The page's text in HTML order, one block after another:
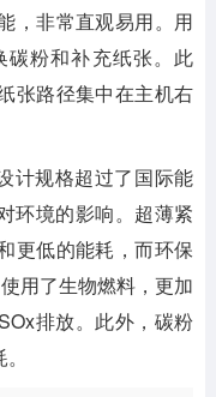
，非常直观易用。用
碳粉和补充纸张。此
张路径集中在主机右
计规格超过了国际能
环境的影响。超薄紧
更低的能耗，而环保
用了生物燃料，更加
排放。此外，碳粉